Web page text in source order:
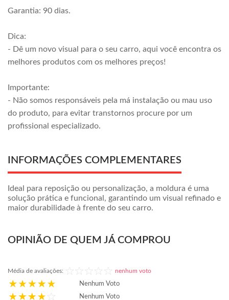
Garantia: 90 dias.
Dica:
- Dê um novo visual para o seu carro, aqui você encontra os
melhores produtos com os melhores preços!
Importante:
- Não somos responsáveis pela má instalação ou mau uso
do produto, para evitar transtornos procure por um
profissional especializado.
INFORMAÇÕES COMPLEMENTARES
Ideal para reposição ou personalização, a moldura é uma
solução prática e funcional, garantindo um visual refinado e
maior durabilidade à frente do seu carro.
OPINIÃO DE QUEM JÁ COMPROU
Média de avaliações: nenhum voto
Nenhum Voto
Nenhum Voto